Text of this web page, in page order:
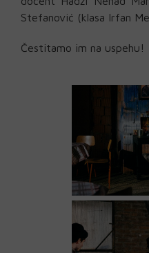
Stefanović (klasa Irfan
Čestitamo im na uspehu!